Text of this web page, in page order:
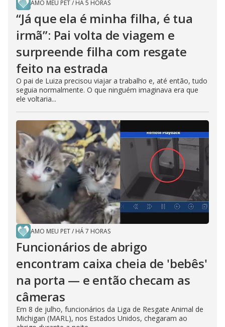
AMO MEU PET/ HÁ 5 HORAS
“Já que ela é minha filha, é tua
irmã”: Pai volta de viagem e
surpreende filha com resgate
feito na estrada
O pai de Luiza precisou viajar a trabalho e, até então, tudo
seguia normalmente. O que ninguém imaginava era que
ele voltaria...
AMO MEU PET/ HÁ 7 HORAS
Funcionários de abrigo
encontram caixa cheia de 'bebês'
na porta — e então checam as
câmeras
Em 8 de julho, funcionários da Liga de Resgate Animal de
Michigan (MARL), nos Estados Unidos, chegaram ao